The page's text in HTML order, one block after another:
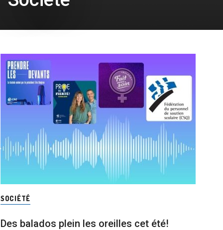
SOCIÉTÉ
Des balados plein les oreilles cet été!